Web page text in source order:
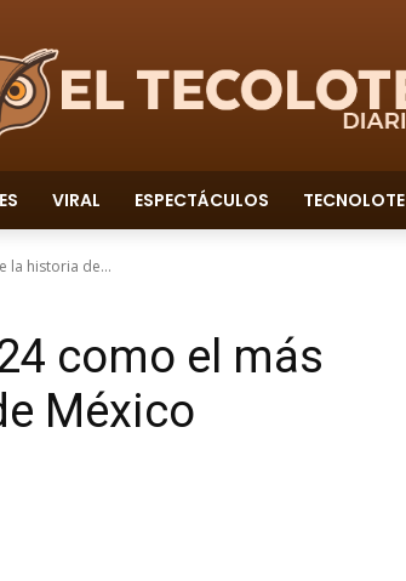
VIRAL ESPECTÁCULOS TECNOLOTE
la historia de...
como el más
México